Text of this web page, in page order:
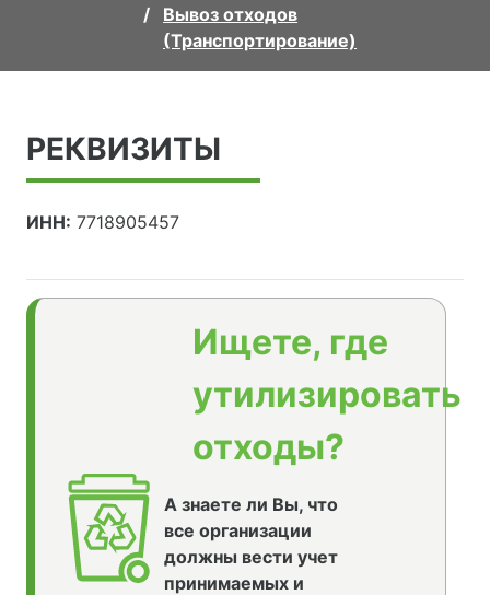
Вывоз отходов
(Транспортирование)
РЕКВИЗИТЫ
ИНН: 7718905457
Ищете, где
утилизировать
отходы?
А знаете ли Вы, что
все организации
должны вести учет
принимаемых и